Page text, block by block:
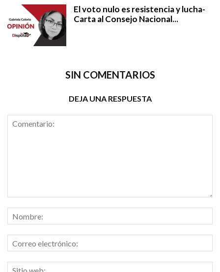
El voto nulo es resistencia y lucha-
Carta al Consejo Nacional...
SIN COMENTARIOS
DEJA UNA RESPUESTA